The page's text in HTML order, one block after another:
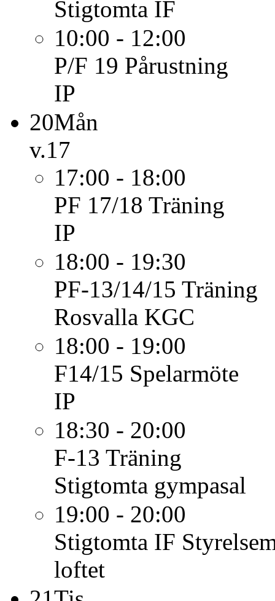
Stigtomta IF
10:00 - 12:00
P/F 19 Pårustning
IP
20Mån
v.17
17:00 - 18:00
PF 17/18 Träning
IP
18:00 - 19:30
PF-13/14/15 Träning
Rosvalla KGC
18:00 - 19:00
F14/15 Spelarmöte
IP
18:30 - 20:00
F-13 Träning
Stigtomta gympasal
19:00 - 20:00
Stigtomta IF
loftet